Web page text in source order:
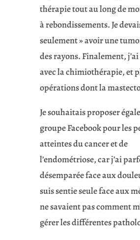
thérapie tout au long de
à rebondissements. Je
seulement » avoir une
des rayons. Finalement,
avec la chimiothérapie, et
opérations dont la
Je souhaitais proposer
groupe Facebook pour les
atteintes du cancer et de
l’endométriose, car j’ai
désemparée face aux
suis sentie seule face aux
ne savaient pas comment
gérer les différentes